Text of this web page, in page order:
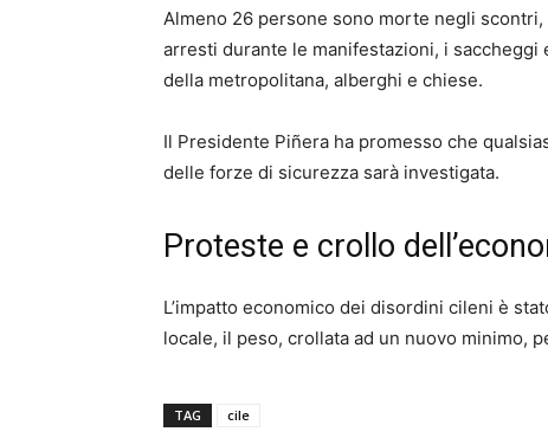
Almeno 26 persone sono morte negli
arresti durante le manifestazioni, i
della metropolitana, alberghi e chiese.
Il Presidente Piñera ha promesso che
delle forze di sicurezza sarà investigata.
Proteste e crollo
L’impatto economico dei disordini cileni è
locale, il peso, crollata ad un nuovo minimo,
TAG cile